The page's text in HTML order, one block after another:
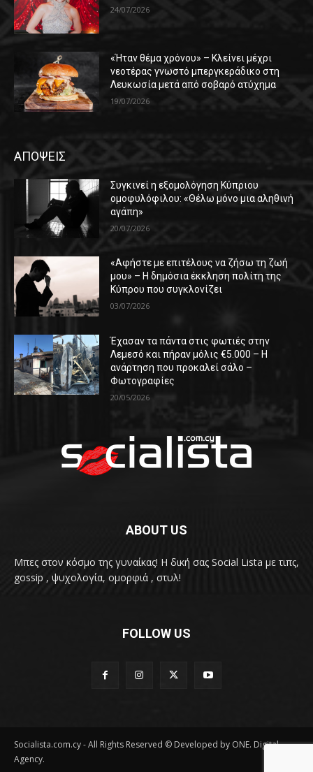
24/07/2026
«Ήταν θέμα χρόνου» – Κλείνει μέχρι
νεοτέρας γνωστό μπεργκεράδικο στη
Λευκωσία μετά από σοβαρό ατύχημα
19/07/2026
ΑΠΟΨΕΙΣ
Συγκινεί η εξομολόγηση Κύπριου
ομοφυλόφιλου: «Θέλω μόνο μια αληθινή
αγάπη»
20/07/2026
«Αφήστε με επιτέλους να ζήσω τη ζωή
μου» – Η δημόσια έκκληση πολίτη της
Κύπρου που συγκλονίζει
03/07/2026
Έχασαν τα πάντα στις φωτιές στην
Λεμεσό και πήραν μόλις €5.000 – Η
ανάρτηση που προκαλεί σάλο –
Φωτογραφίες
20/05/2026
ABOUT US
Μπες στον κόσμο της γυναίκας! H δική σας Social Lista με τιπς,
gossip , ψυχολογία, ομορφιά , στυλ!
FOLLOW US
Socialista.com.cy - All Rights Reserved © Developed by ONE. Digital
Agency.